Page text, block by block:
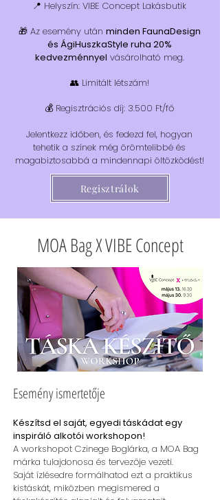
📍 Helyszín: VIBE Concept Lakásbutik
🎁 Az esemény után minden FaunaDesign
és ÁgiHuszkaStyle ruha 20%
kedvezménnyel vásárolható meg.
👥 Limitált létszám!
💰 Regisztrációs díj: 3.500 Ft/fő
Jelentkezz időben, és fedezd fel, hogyan
tehetik a színek még örömtelibbé és
magabiztosabbá a mindennapi öltözködést!
Regisztrálok
MOA Bag X VIBE Concept
Esemény ismertetője
Készítsd el saját, egyedi táskádat egy
inspiráló alkotói workshopon!
A workshopot Czinege Boglárka, a MOA Bag
márka tulajdonosa és tervezője vezeti.
Saját ízlésedre formálhatod ezt a praktikus
kistáskát, miközben megismered a